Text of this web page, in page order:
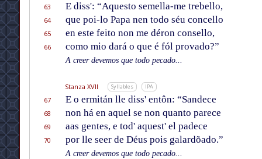
63 E diss': “Aquesto semella-me trebello,
64
que poi-lo Papa nen todo séu concello
65
en este feito non me déron consello,
66
como mio dará o que é fól provado?”
A creer devemos que todo pecado...
Stanza XVII Syllables IPA
67 E o ermitán lle diss' entôn: “Sandece
68
non há en aquel se non quanto parece
69
aas gentes, e tod' aquest' el padece
70
por lle seer de Déus pois galardõado.”
A creer devemos que todo pecado...